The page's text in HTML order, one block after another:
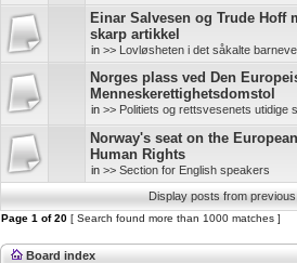
Einar Salvesen og Trude Hoff
skarp artikkel
in >> Lovløsheten i det såkalte
Norges plass ved Den
Menneskerettighetsdomstol
in >> Politiets og rettsvesenets utidige
Norway's seat on the
Human Rights
in >> Section for English speakers
Display posts from
Page 1 of20 [ Search found more than 1000 matches ]
Board index